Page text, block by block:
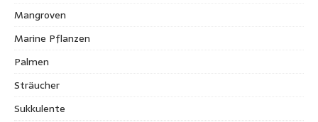
Mangroven
Marine Pflanzen
Palmen
Sträucher
Sukkulente